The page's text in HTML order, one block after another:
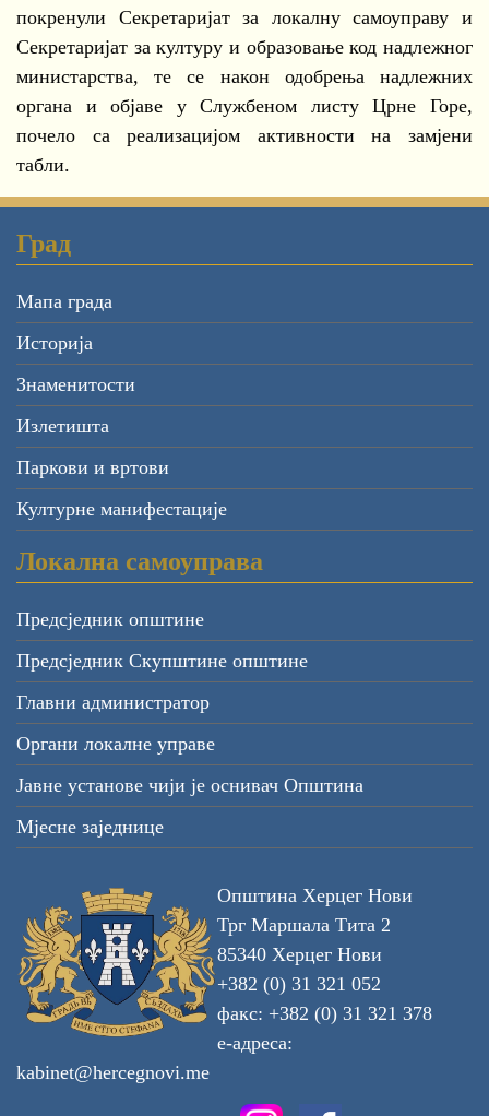
покренули Секретаријат за локалну самоуправу и
Секретаријат за културу и образовање код надлежног
министарства, те се након одобрења надлежних
органа и објаве у Службеном листу Црне Горе,
почело са реализацијом активности на замјени
табли.
Град
Мапа града
Историја
Знаменитости
Излетишта
Паркови и вртови
Културне манифестације
Локална самоуправа
Предсједник општине
Предсједник Скупштине општине
Главни администратор
Органи локалне управе
Јавне установе чији је оснивач Општина
Мјесне заједнице
Општина Херцег Нови
Трг Маршала Тита 2
85340 Херцег Нови
+382 (0) 31 321 052
факс: +382 (0) 31 321 378
е-адреса:
kabinet@hercegnovi.me